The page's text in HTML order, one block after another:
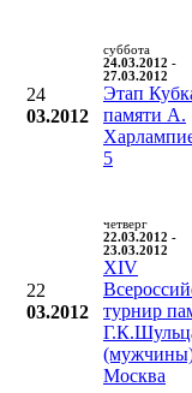
24
03.2012
суббота
24.03.2012 -
27.03.2012
Этап
памяти А.
5
22
03.2012
четверг
22.03.2012 -
23.03.2012
XIV
турнир
Москва